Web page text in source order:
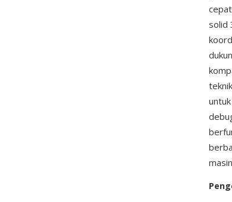
solid